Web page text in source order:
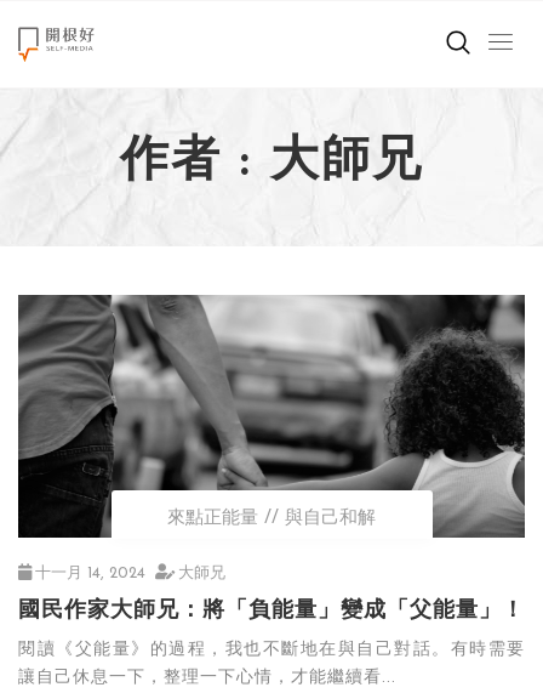
來點正能量
世界在想什麼
創造美好生活
職場商業經濟
影片專區
關於我們
作者 : 大師兄
來點正能量 與自己和解
十一月 14, 2024 大師兄
國民作家大師兄：將「負能量」變成「父能量」！
閱讀《父能量》的過程，我也不斷地在與自己對話。有時需要
讓自己休息一下，整理一下心情，才能繼續看...